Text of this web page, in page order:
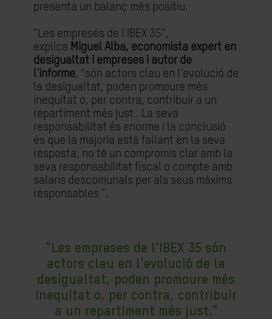
presenta un balanç més positiu.
"Les empreses de l'IBEX 35",
explica Miguel Alba, economista expert en
desigualtat i empreses i autor de
l'informe, "són actors clau en l'evolució de
la desigualtat, poden promoure més
inequitat o, per contra, contribuir a un
repartiment més just . La seva
responsabilitat és enorme i la conclusió
és que la majoria està fallant en la seva
resposta, no té un compromís clar amb la
seva responsabilitat fiscal o compte amb
salaris descomunals per als seus màxims
responsables ".
"Les empreses de l'IBEX 35 són
actors clau en l'evolució de la
desigualtat, poden promoure més
inequitat o, per contra, contribuir
a un repartiment més just."